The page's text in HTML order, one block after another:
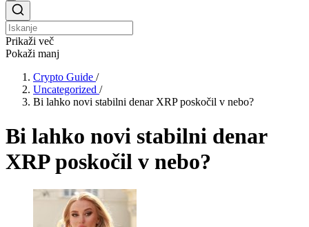
Prikaži več
Pokaži manj
Crypto Guide /
Uncategorized /
Bi lahko novi stabilni denar XRP poskočil v nebo?
Bi lahko novi stabilni denar
XRP poskočil v nebo?